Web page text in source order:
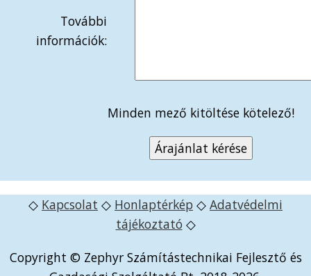
További
információk:
Minden mező kitöltése kötelező!
◇ Kapcsolat ◇ Honlaptérkép ◇ Adatvédelmi
tájékoztató ◇
Copyright © Zephyr Számítástechnikai Fejlesztő és